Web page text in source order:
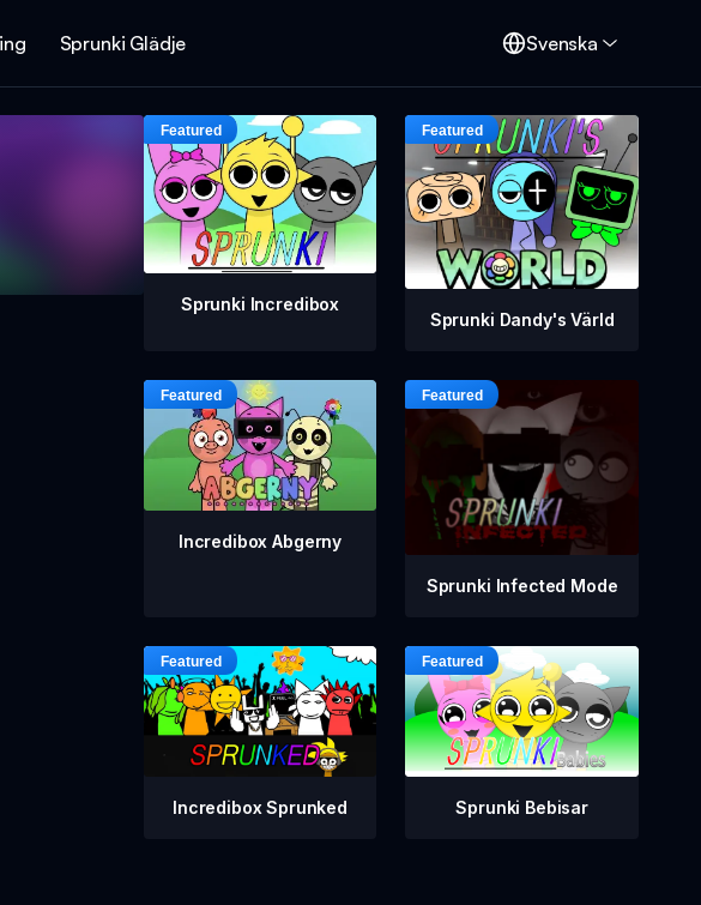
Sprunki Glädje Svenska
Sprunki Incredibox
Sprunki Dandy's Värld
Incredibox Abgerny
Sprunki Infected Mode
Incredibox Sprunked Sprunki Bebisar